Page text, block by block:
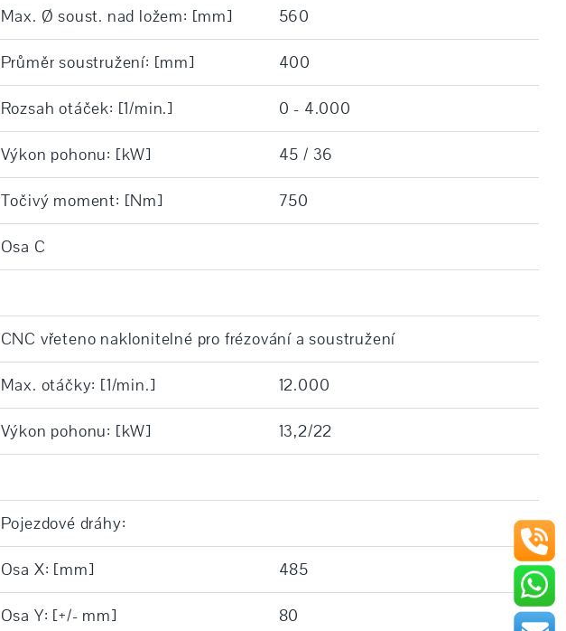
Max. Ø soust. nad ložem: [mm] 560
Průměr soustružení: [mm] 400
Rozsah otáček: [1/min.] 0 - 4.000
Výkon pohonu: [kW] 45 / 36
Točivý moment: [Nm] 750
Osa C
CNC vřeteno naklonitelné pro frézování a soustružení
Max. otáčky: [1/min.] 12.000
Výkon pohonu: [kW] 13,2/22
Pojezdové dráhy:
Osa X: [mm] 485
Osa Y: [+/- mm] 80